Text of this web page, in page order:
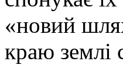
«новий
краю землі